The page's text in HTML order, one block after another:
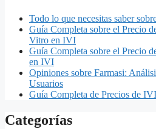
Todo lo que necesitas saber
Guía Completa sobre el Precio
Vitro en IVI
Guía Completa sobre el Precio
en IVI
Opiniones sobre Farmasi:
Usuarios
Guía Completa de Precios de
Categorías